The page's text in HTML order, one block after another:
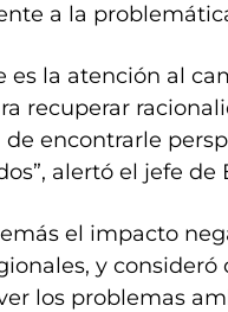
a la
es la atención al
recuperar
encontrarle
alertó el jefe de
el impacto
y consideró
los problemas